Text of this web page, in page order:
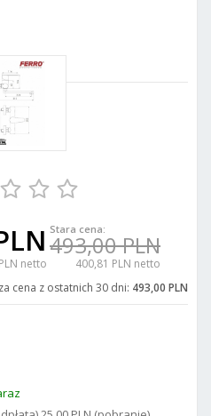
netto
Stara cena:
493,00 PLN
400,81 PLN netto
cena z ostatnich 30 dni: 493,00 PLN